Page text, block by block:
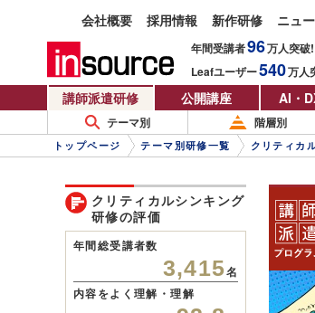
会社概要 採用情報 新作研修 ニュ
年間受講者96万人突破!
Leafユーザー540万人
講師派遣研修
公開講座 AI・
テーマ別 階層別
トップページ テーマ別研修一覧 クリティカ
クリティカルシンキング
研修の評価
年間総受講者数
3,415名
内容をよく理解・理解